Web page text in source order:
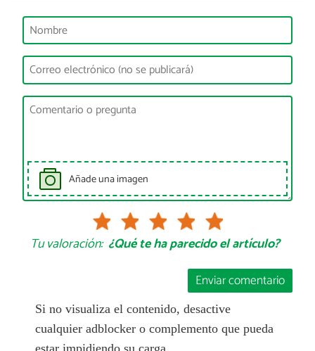
Añade una imagen
Tu valoración: ¿Qué te ha parecido el artículo?
Enviar comentario
Si no visualiza el contenido, desactive
cualquier adblocker o complemento que pueda
estar impidiendo su carga.